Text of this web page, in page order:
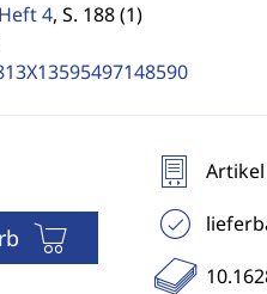
Heft 4, S. 188 (1)
Artikel